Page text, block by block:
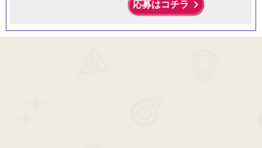
応募はコチラ keyboard_arrow_right